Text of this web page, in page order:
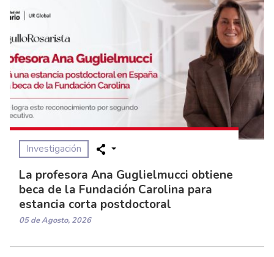
Investigación
La profesora Ana Guglielmucci obtiene
beca de la Fundación Carolina para
estancia corta postdoctoral
05 de Agosto, 2026